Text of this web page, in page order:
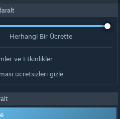
Herhangi Bir Ücrette
ve Etkinlikler
ücretsizleri gizle